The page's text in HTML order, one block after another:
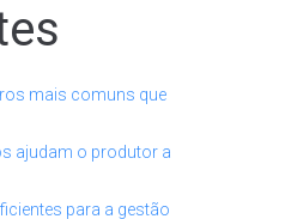
mais comuns que
ajudam o produtor a
para a gestão